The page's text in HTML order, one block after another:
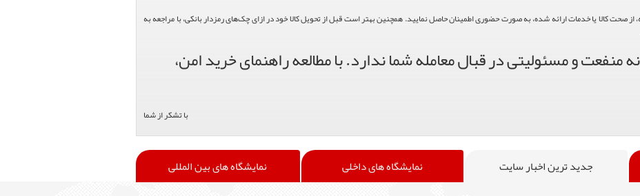
از صحت کالا یا خدمات ارائه شده، به صورت حضوری اطمینان حاصل نمایید. همچنین بهتر است قبل از تحویل کالا خود در ازای چک‌های رمزدار بانکی، با مراجعه به
منفعت و مسئولیتی در قبال معامله شما ندارد. با مطالعه راهنمای خرید امن،
با تشکر از شما
جدید ترین اخبار سایت نمایشگاه های داخلی نمایشگاه های بین المللی